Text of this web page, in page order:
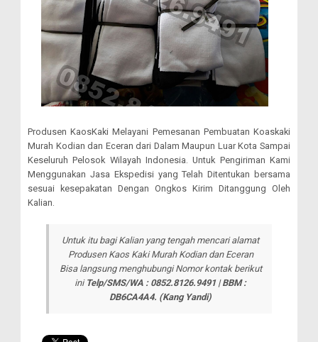
Produsen KaosKaki Melayani Pemesanan Pembuatan Koaskaki
Murah Kodian dan Eceran dari Dalam Maupun Luar Kota Sampai
Keseluruh Pelosok Wilayah Indonesia. Untuk Pengiriman Kami
Menggunakan Jasa Ekspedisi yang Telah Ditentukan bersama
sesuai kesepakatan Dengan Ongkos Kirim Ditanggung Oleh
Kalian.
Untuk itu bagi Kalian yang tengah mencari alamat
Produsen Kaos Kaki Murah Kodian dan Eceran
Bisa langsung menghubungi Nomor kontak berikut
ini Telp/SMS/WA : 0852.8126.9491 | BBM :
DB6CA4A4. (Kang Yandi)